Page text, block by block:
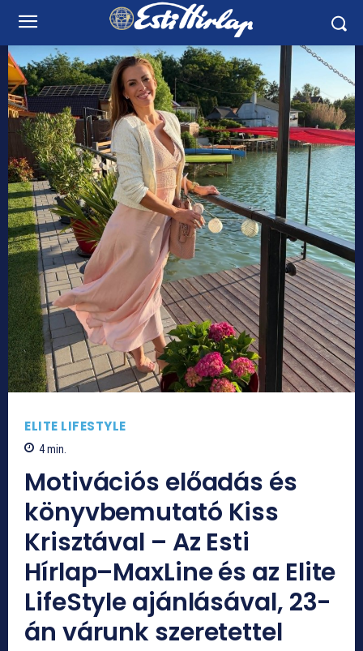
ELITE LIFESTYLE
4min.
Motivációs előadás és
könyvbemutató Kiss
Krisztával – Az Esti
Hírlap–MaxLine és az Elite
LifeStyle ajánlásával, 23-
án várunk szeretettel